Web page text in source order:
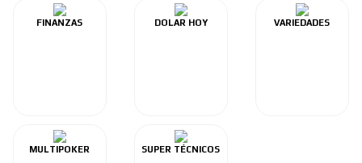
FINANZAS DOLAR HOY VARIEDADES
MULTIPOKER SUPER TÉCNICOS